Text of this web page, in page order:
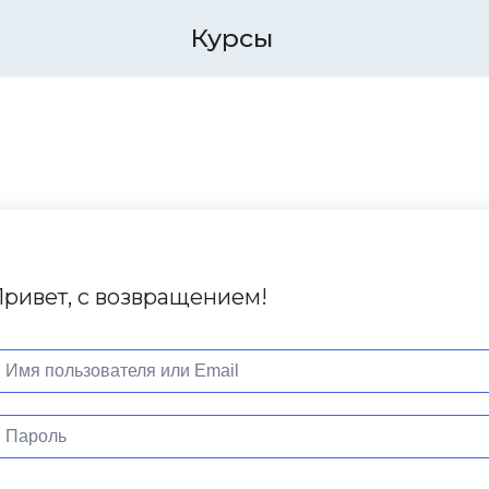
Курсы
с возвращением!